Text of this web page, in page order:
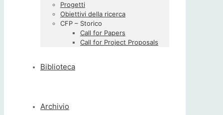
Progetti
Obiettivi della ricerca
CFP – Storico
Call for Papers
Call for Project Proposals
Biblioteca
Archivio